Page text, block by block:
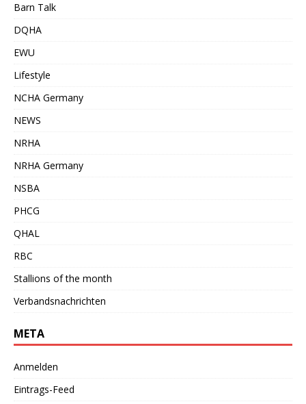
Barn Talk
DQHA
EWU
Lifestyle
NCHA Germany
NEWS
NRHA
NRHA Germany
NSBA
PHCG
QHAL
RBC
Stallions of the month
Verbandsnachrichten
META
Anmelden
Eintrags-Feed